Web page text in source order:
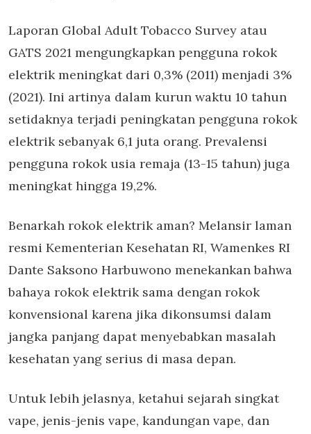
Laporan Global Adult Tobacco Survey atau
GATS 2021 mengungkapkan pengguna rokok
elektrik meningkat dari 0,3% (2011) menjadi 3%
(2021). Ini artinya dalam kurun waktu 10 tahun
setidaknya terjadi peningkatan pengguna rokok
elektrik sebanyak 6,1 juta orang. Prevalensi
pengguna rokok usia remaja (13-15 tahun) juga
meningkat hingga 19,2%.
Benarkah rokok elektrik aman? Melansir laman
resmi Kementerian Kesehatan RI, Wamenkes RI
Dante Saksono Harbuwono menekankan bahwa
bahaya rokok elektrik sama dengan rokok
konvensional karena jika dikonsumsi dalam
jangka panjang dapat menyebabkan masalah
kesehatan yang serius di masa depan.
Untuk lebih jelasnya, ketahui sejarah singkat
vape, jenis-jenis vape, kandungan vape, dan